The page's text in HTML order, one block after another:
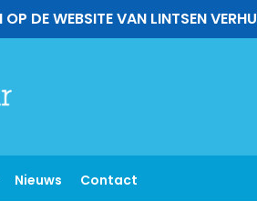
DE WEBSITE VAN LINTSEN
Nieuws Contact